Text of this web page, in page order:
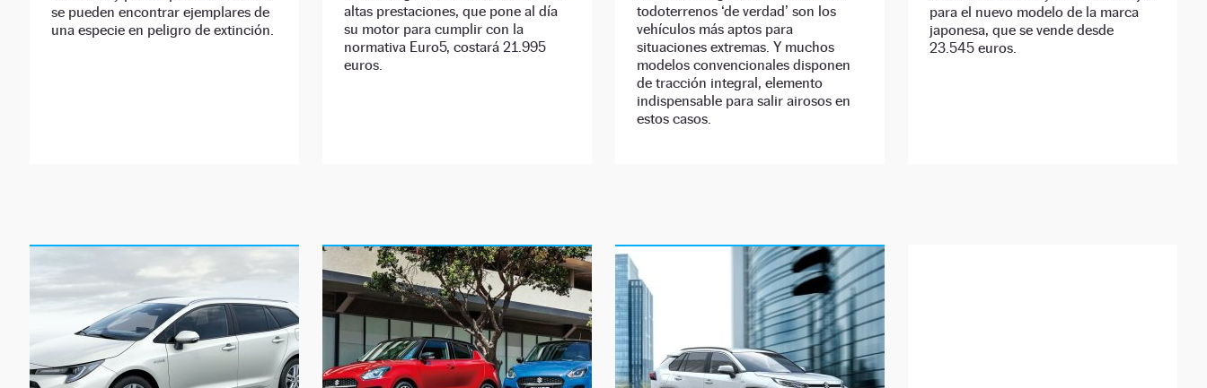
se pueden encontrar ejemplares de
una especie en peligro de extinción.
altas prestaciones, que pone al día
su motor para cumplir con la
normativa Euro5, costará 21.995
euros.
todoterrenos ‘de verdad’ son los
vehículos más aptos para
situaciones extremas. Y muchos
modelos convencionales disponen
de tracción integral, elemento
indispensable para salir airosos en
estos casos.
para el nuevo modelo de la marca
japonesa, que se vende desde
23.545 euros.